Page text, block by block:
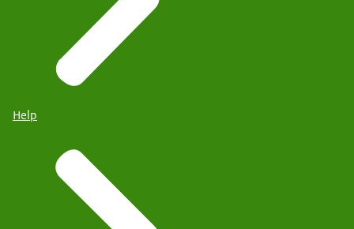
Help